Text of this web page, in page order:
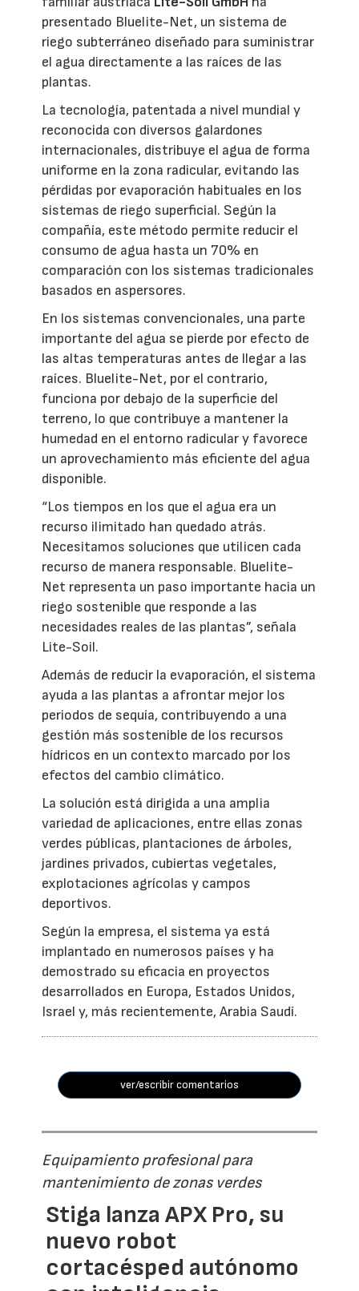
presentado Bluelite-Net, un sistema de
riego subterráneo diseñado para suministrar
el agua directamente a las raíces de las
plantas.
La tecnología, patentada a nivel mundial y
reconocida con diversos galardones
internacionales, distribuye el agua de forma
uniforme en la zona radicular, evitando las
pérdidas por evaporación habituales en los
sistemas de riego superficial. Según la
compañía, este método permite reducir el
consumo de agua hasta un 70% en
comparación con los sistemas tradicionales
basados en aspersores.
En los sistemas convencionales, una parte
importante del agua se pierde por efecto de
las altas temperaturas antes de llegar a las
raíces. Bluelite-Net, por el contrario,
funciona por debajo de la superficie del
terreno, lo que contribuye a mantener la
humedad en el entorno radicular y favorece
un aprovechamiento más eficiente del agua
disponible.
“Los tiempos en los que el agua era un
recurso ilimitado han quedado atrás.
Necesitamos soluciones que utilicen cada
recurso de manera responsable. Bluelite-
Net representa un paso importante hacia un
riego sostenible que responde a las
necesidades reales de las plantas”, señala
Lite-Soil.
Además de reducir la evaporación, el sistema
ayuda a las plantas a afrontar mejor los
periodos de sequía, contribuyendo a una
gestión más sostenible de los recursos
hídricos en un contexto marcado por los
efectos del cambio climático.
La solución está dirigida a una amplia
variedad de aplicaciones, entre ellas zonas
verdes públicas, plantaciones de árboles,
jardines privados, cubiertas vegetales,
explotaciones agrícolas y campos
deportivos.
Según la empresa, el sistema ya está
implantado en numerosos países y ha
demostrado su eficacia en proyectos
desarrollados en Europa, Estados Unidos,
Israel y, más recientemente, Arabia Saudí.
ver/escribir comentarios
Equipamiento profesional para
mantenimiento de zonas verdes
Stiga lanza APX Pro, su
nuevo robot
cortacésped autónomo